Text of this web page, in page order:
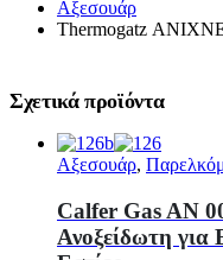
Αξεσουάρ
Thermogatz
Σχετικά προϊόντα
Αξεσουάρ,
Calfer Gas AN
Ανοξείδωτη για